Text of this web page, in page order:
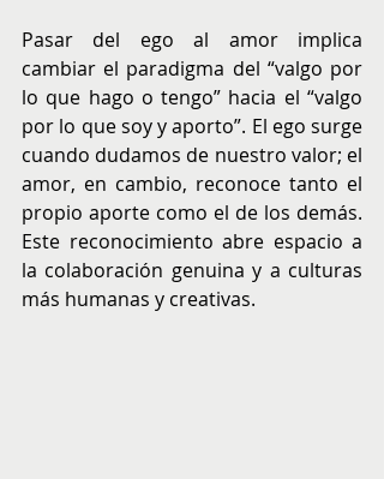
Pasar del ego al amor implica
cambiar el paradigma del “valgo por
lo que hago o tengo” hacia el “valgo
por lo que soy y aporto”. El ego surge
cuando dudamos de nuestro valor; el
amor, en cambio, reconoce tanto el
propio aporte como el de los demás.
Este reconocimiento abre espacio a
la colaboración genuina y a culturas
más humanas y creativas.